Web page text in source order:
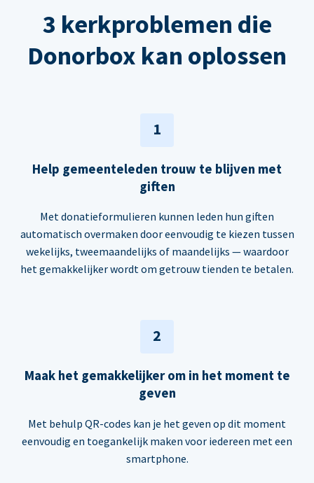
3 kerkproblemen die
Donorbox kan oplossen
1
Help gemeenteleden trouw te blijven met
giften
Met donatieformulieren kunnen leden hun giften
automatisch overmaken door eenvoudig te kiezen tussen
wekelijks, tweemaandelijks of maandelijks — waardoor
het gemakkelijker wordt om getrouw tienden te betalen.
2
Maak het gemakkelijker om in het moment te
geven
Met behulp QR-codes kan je het geven op dit moment
eenvoudig en toegankelijk maken voor iedereen met een
smartphone.